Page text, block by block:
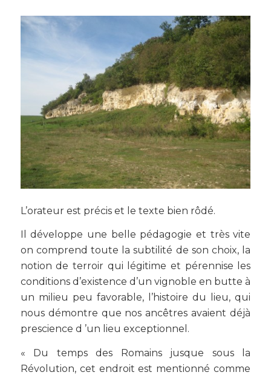
L’orateur est précis et le texte bien rôdé.
Il développe une belle pédagogie et très vite
on comprend toute la subtilité de son choix, la
notion de terroir qui légitime et pérennise les
conditions d’existence d’un vignoble en butte à
un milieu peu favorable, l’histoire du lieu, qui
nous démontre que nos ancêtres avaient déjà
prescience d ’un lieu exceptionnel.
« Du temps des Romains jusque sous la
Révolution, cet endroit est mentionné comme